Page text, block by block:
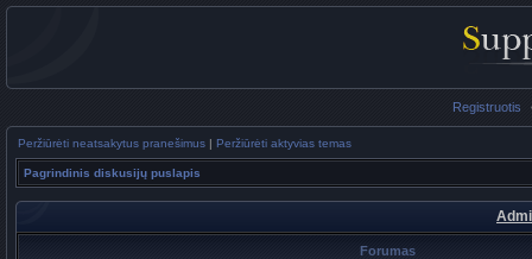
Registruotis
Peržiūrėti neatsakytus pranešimus | Peržiūrėti aktyvias temas
Pagrindinis diskusijų puslapis
Forumas